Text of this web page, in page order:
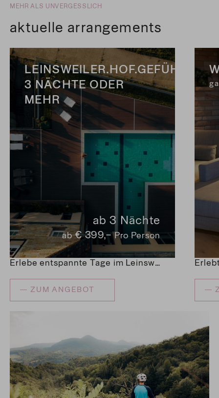
MEHR ALS UNVERGESSLICH
aktuelle arrangements
LEINSWEILER.HOF.GEFÜHL
3 NÄCHTE ODER
MEHR
ab 3 Nächte
ab€ 399,–Pro Person
Erlebe entspannte Tage im Leinsweiler Hof inmitten der malerischen Südlichen Weinstraße. Ein Erlebnis, das begeistert und verwöhnt!
ZUM ANGEBOT